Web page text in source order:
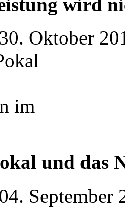
Oktober
und das
September